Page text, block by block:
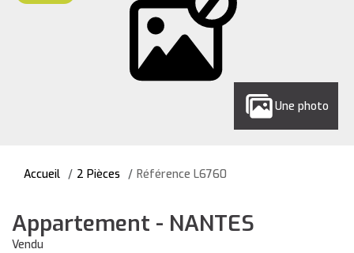
Une photo
Accueil 2 Pièces Référence L6760
Appartement - NANTES
Vendu